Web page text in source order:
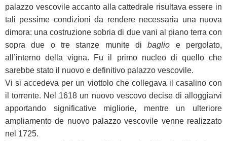
palazzo vescovile accanto alla cattedrale risultava essere in
tali pessime condizioni da rendere necessaria una nuova
dimora: una costruzione sobria di due vani al piano terra con
sopra due o tre stanze munite dibaglio e pergolato,
all’interno della vigna. Fu il primo nucleo di quello che
sarebbe stato il nuovo e definitivo palazzo vescovile.
Vi si accedeva per un viottolo che collegava il casalino con
il torrente. Nel 1618 un nuovo vescovo decise di alloggiarvi
apportando significative migliorie, mentre un ulteriore
ampliamento de nuovo palazzo vescovile venne realizzato
nel 1725.